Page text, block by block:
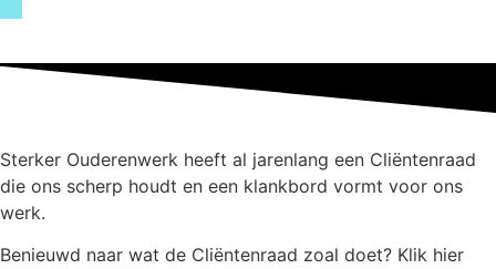
Sterker Ouderenwerk heeft al jarenlang een Cliëntenraad
die ons scherp houdt en een klankbord vormt voor ons
werk.
Benieuwd naar wat de Cliëntenraad zoal doet? Klik hier